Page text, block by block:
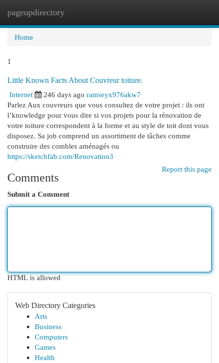
pageupdirectory
Home
1
Little Known Facts About Couvreur toiture.
Internet
246 days ago ramseyx976akw7
Parlez Aux couvreurs que vous consultez de votre projet : ils ont
l’knowledge pour vous dire si vos projets pour la rénovation de
votre toiture correspondent à la forme et au style de toit dont vous
disposez. Sa job comprend un assortiment de tâches comme
construire des combles aménagés ou
https://sketchfab.com/Renovation3
Report this page
Comments
Submit a Comment
HTML is allowed
Web Directory Categories
Arts
Business
Computers
Games
Health